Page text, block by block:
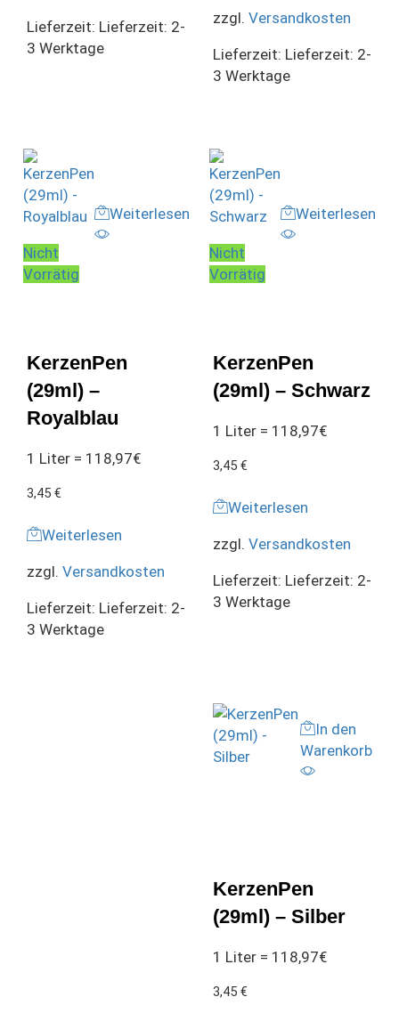
Lieferzeit: Lieferzeit: 2-
3 Werktage
zzgl. Versandkosten
Lieferzeit: Lieferzeit: 2-
3 Werktage
Nicht
Vorrätig
Weiterlesen
KerzenPen
(29ml) –
Royalblau
1 Liter = 118,97€
3,45 €
Weiterlesen
zzgl. Versandkosten
Lieferzeit: Lieferzeit: 2-
3 Werktage
Nicht
Vorrätig
Weiterlesen
KerzenPen
(29ml) – Schwarz
1 Liter = 118,97€
3,45 €
Weiterlesen
zzgl. Versandkosten
Lieferzeit: Lieferzeit: 2-
3 Werktage
In den
Warenkorb
KerzenPen
(29ml) – Silber
1 Liter = 118,97€
3,45 €